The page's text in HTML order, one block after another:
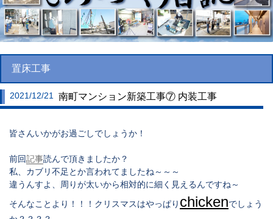
置床工事
2021/12/21 南町マンション新築工事⑦ 内装工事
皆さんいかがお過ごしでしょうか！
前回記事読んで頂きましたか？
私、カブリ不足とか言われてましたね～～～
違うんすよ、周りが太いから相対的に細く見えるんですね～
そんなことより！！！クリスマスはやっぱり chickenでしょう